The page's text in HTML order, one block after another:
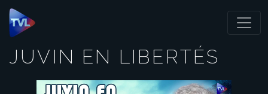
Panneau de gestion des cookies
JUVIN EN LIBERTÉS